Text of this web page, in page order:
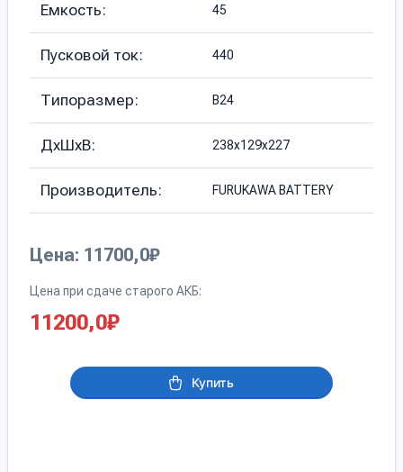
Емкость: 45
Пусковой ток: 440
Типоразмер: B24
ДхШхВ: 238х129х227
Производитель: FURUKAWA BATTERY
Цена: 11700,0₽
Цена при сдаче старого АКБ:
11200,0₽
Купить